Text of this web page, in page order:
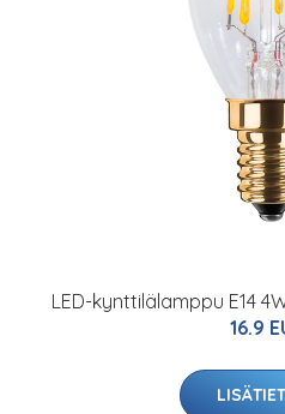
LED-kynttilälamppu E14
16.9